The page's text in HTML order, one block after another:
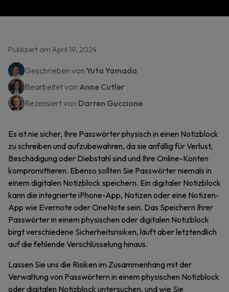
Publiziert am April 19, 2024
Geschrieben von Yuta Yamada
Bearbeitet von Anne Cutler
Rezensiert von Darren Guccione
Es ist nie sicher, Ihre Passwörter physisch in einen Notizblock
zu schreiben und aufzubewahren, da sie anfällig für Verlust,
Beschädigung oder Diebstahl sind und Ihre Online-Konten
kompromittieren. Ebenso sollten Sie Passwörter niemals in
einem digitalen Notizblock speichern. Ein digitaler Notizblock
kann die integrierte iPhone-App, Notizen oder eine Notizen-
App wie Evernote oder OneNote sein. Das Speichern Ihrer
Passwörter in einem physischen oder digitalen Notizblock
birgt verschiedene Sicherheitsrisiken, läuft aber letztendlich
auf die fehlende Verschlüsselung hinaus.
Lassen Sie uns die Risiken im Zusammenhang mit der
Verwaltung von Passwörtern in einem physischen Notizblock
oder digitalen Notizblock untersuchen, und wie Sie